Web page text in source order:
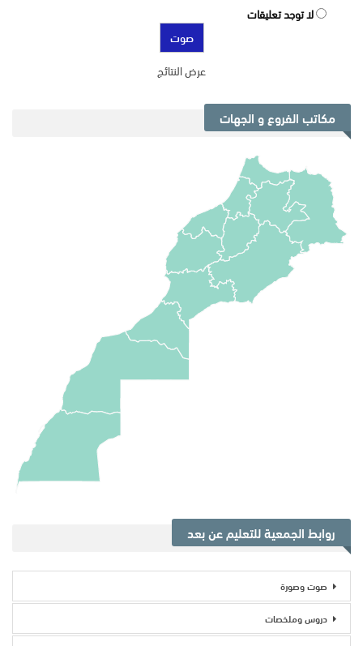
لا توجد تعليقات
عرض النتائج
مكاتب الفروع و الجهات
روابط الجمعية للتعليم عن بعد
صوت وصورة
دروس وملخصات